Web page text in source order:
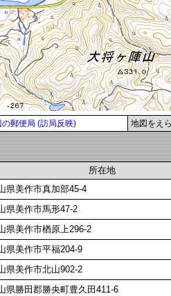
の郵便局 (訪局反映) 地図をえ
所在地
県美作市真加部45-4
県美作市馬形47-2
県美作市楢原上296-2
県美作市平福204-9
県美作市北山902-2
県勝田郡勝央町豊久田411-6